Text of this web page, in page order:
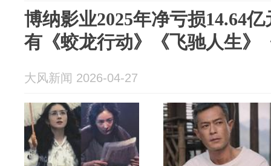
博纳影业2025年净亏损14.64
有《蛟龙行动》《飞驰人生》
大风新闻 2026-04-27